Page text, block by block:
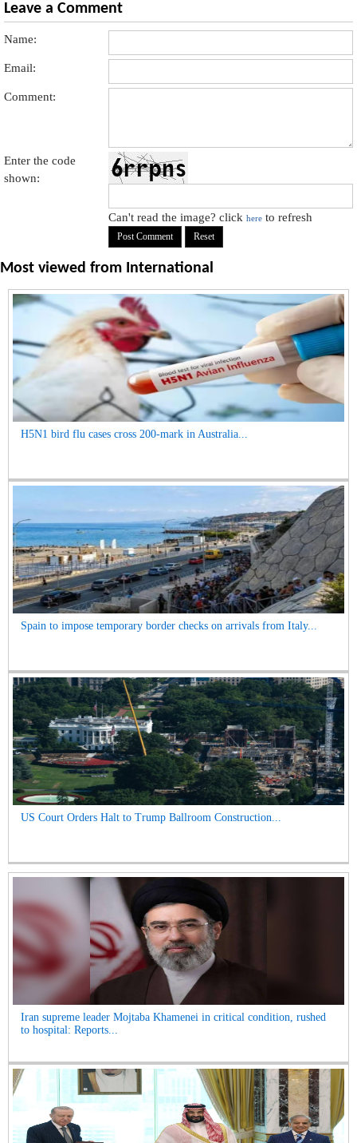
Leave a Comment
Name:
Email:
Comment:
Enter the code
shown:
Can't read the image? clickhere to refresh
Most viewed from International
H5N1 bird flu cases cross 200-mark in Australia...
Spain to impose temporary border checks on arrivals from Italy...
US Court Orders Halt to Trump Ballroom Construction...
Iran supreme leader Mojtaba Khamenei in critical condition, rushed
to hospital: Reports...